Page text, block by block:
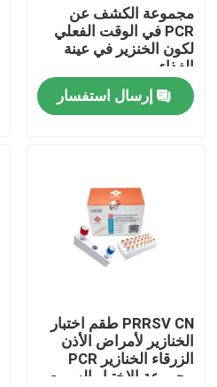
مسكن
أشرطة فيديو
عرض الواقع الافتراضي
جولة في المعمل
مجموعة الكشف عن
PCR في الوقت الفعلي
لكون الخنزير في عينة
الغذاء
إرسال استفسار
PRRSV CN طقم اختبار
الخنازير لأمراض الأذن
الزرقاء الخنازير PCR
مجموعة الاختبار السريع